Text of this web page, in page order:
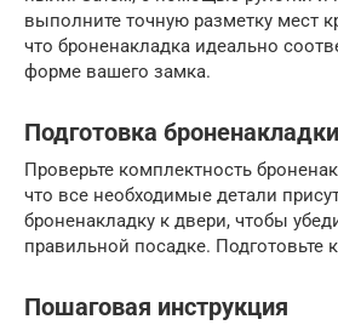
выполните точную разметку мест
что броненакладка идеально
форме вашего замка.
Подготовка броненакладки
Проверьте комплектность
что все необходимые детали
броненакладку к двери, чтобы
правильной посадке. Подготовьте
Пошаговая инструкция